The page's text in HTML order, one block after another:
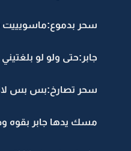
سحر
جابر:حتى ولو لو
سحر تصارخ:بس بس
مسك يدها جابر بقوه